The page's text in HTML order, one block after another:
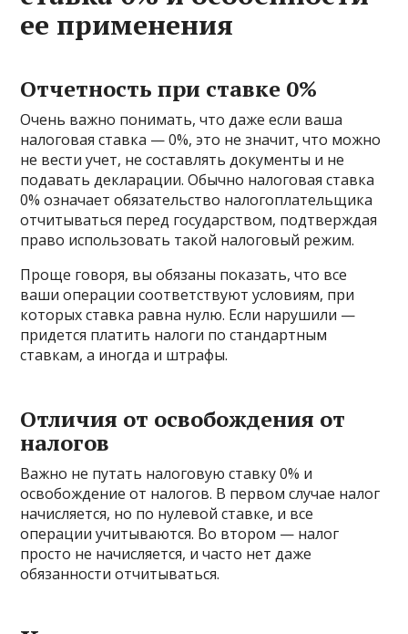
ее применения
Отчетность при ставке 0%
Очень важно понимать, что даже если ваша
налоговая ставка — 0%, это не значит, что можно
не вести учет, не составлять документы и не
подавать декларации. Обычно налоговая ставка
0% означает обязательство налогоплательщика
отчитываться перед государством, подтверждая
право использовать такой налоговый режим.
Проще говоря, вы обязаны показать, что все
ваши операции соответствуют условиям, при
которых ставка равна нулю. Если нарушили —
придется платить налоги по стандартным
ставкам, а иногда и штрафы.
Отличия от освобождения от
налогов
Важно не путать налоговую ставку 0% и
освобождение от налогов. В первом случае налог
начисляется, но по нулевой ставке, и все
операции учитываются. Во втором — налог
просто не начисляется, и часто нет даже
обязанности отчитываться.